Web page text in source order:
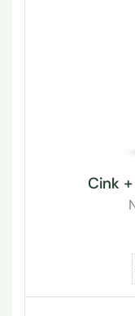
Cink